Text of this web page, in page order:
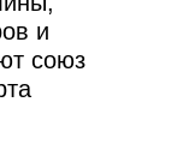
и
союз